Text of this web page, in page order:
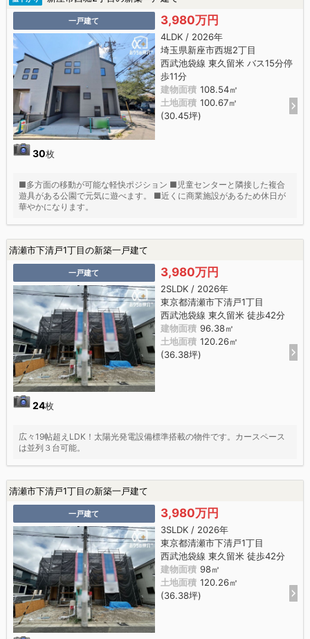
一戸建て
30枚
3,980万円
4LDK / 2026年
埼玉県新座市西堀2丁目
西武池袋線 東久留米 バス15分停
歩11分
建物面積 108.54㎡
土地面積 100.67㎡
(30.45坪)
■多方面の移動が可能な軽快ポジション ■児童センターと隣接した複合
遊具がある公園で元気に遊べます。 ■近くに商業施設があるため休日が
華やかになります。
清瀬市下清戸1丁目の新築一戸建て
一戸建て
24枚
3,980万円
2SLDK / 2026年
東京都清瀬市下清戸1丁目
西武池袋線 東久留米 徒歩42分
建物面積 96.38㎡
土地面積 120.26㎡
(36.38坪)
広々19帖超えLDK！太陽光発電設備標準搭載の物件です。カースペース
は並列３台可能。
清瀬市下清戸1丁目の新築一戸建て
一戸建て 3,980万円
3SLDK / 2026年
東京都清瀬市下清戸1丁目
西武池袋線 東久留米 徒歩42分
建物面積 98㎡
土地面積 120.26㎡
(36.38坪)